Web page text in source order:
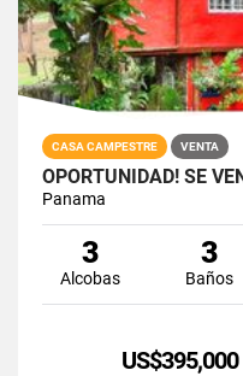
CASA CAMPESTRE VENTA
Panama
3
Alcobas
3
Baños
US$395,000